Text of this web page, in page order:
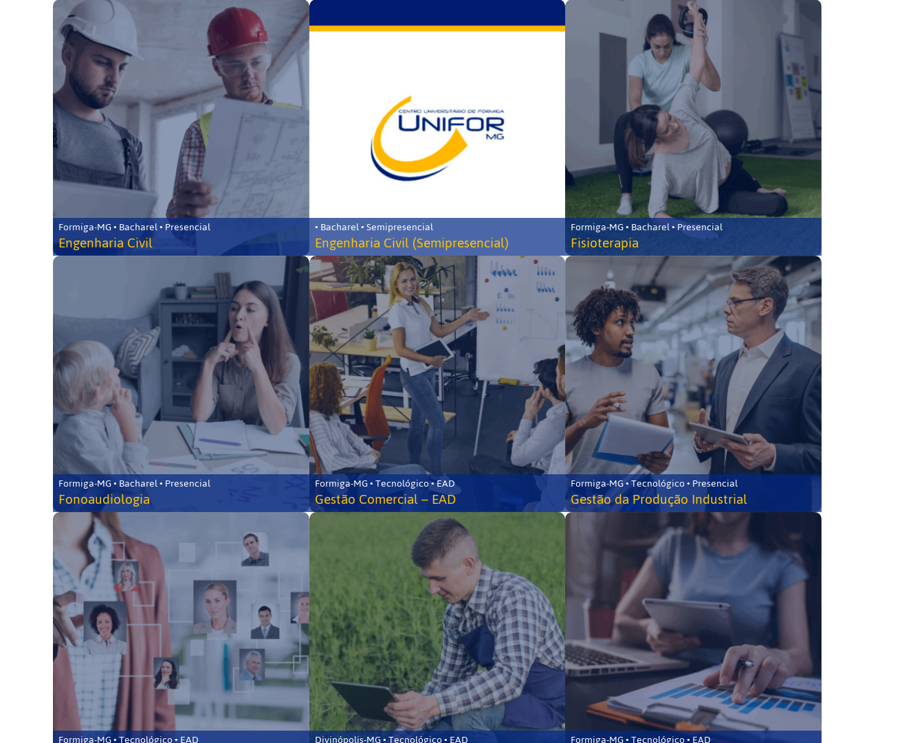
Formiga-MG • Bacharel • Presencial
Engenharia Civil
• Bacharel • Semipresencial
Engenharia Civil (Semipresencial)
Formiga-MG • Bacharel • Presencial
Fisioterapia
Formiga-MG • Bacharel • Presencial
Fonoaudiologia
Formiga-MG • Tecnológico • EAD
Gestão Comercial – EAD
Formiga-MG • Tecnológico • Presencial
Gestão da Produção Industrial